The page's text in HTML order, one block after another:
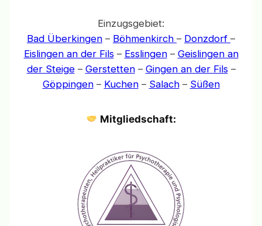
Einzugsgebiet:
Bad Überkingen – Böhmenkirch – Donzdorf –
Eislingen an der Fils– Esslingen– Geislingen an
der Steige– Gerstetten– Gingen an der Fils–
Göppingen– Kuchen– Salach– Süßen
Mitgliedschaft: